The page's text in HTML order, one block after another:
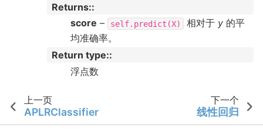
Returns:
score – self.predict(X) 相对于 y 的平
均准确率。
Return type:
浮点数
上一页
APLRClassifier
下一个
线性回归